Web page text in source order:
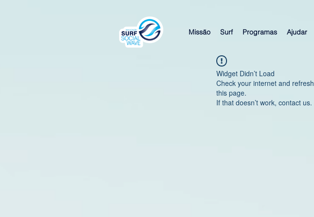
Missão Surf Programas Ajudar
Widget Didn’t Load
Check your internet and refresh
this page.
If that doesn’t work, contact us.